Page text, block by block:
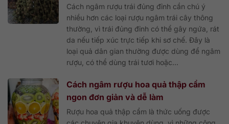
Cách ngâm rượu trái đủng đỉnh cần chú ý
nhiều hơn các loại rượu ngâm trái cây thông
thường, vì trái đủng đỉnh có thể gây ngứa, rát
da nếu tiếp xúc trực tiếp khi sơ chế. Đây là
loại quả dân gian thường được dùng để ngâm
rượu, có thể dùng trái tươi hoặc...
Cách ngâm rượu hoa quả thập cẩm
ngon đơn giản và dễ làm
Rượu hoa quả thập cẩm là thức uống được